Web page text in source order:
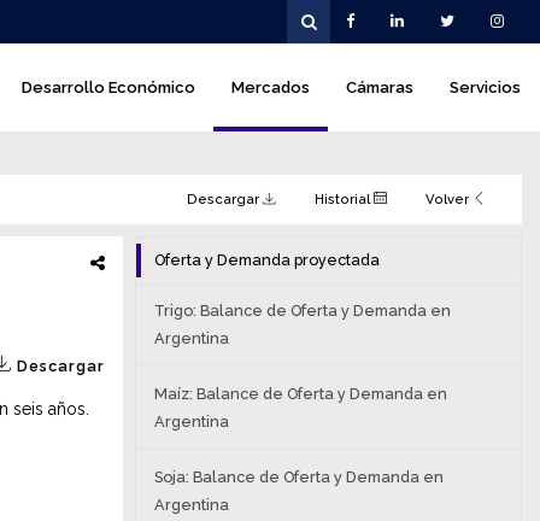
Desarrollo Económico Mercados Cámaras Servicios
Descargar Historial Volver
Descargar
seis años.
Oferta y Demanda proyectada
Trigo: Balance de Oferta y Demanda en
Argentina
Maíz: Balance de Oferta y Demanda en
Argentina
Soja: Balance de Oferta y Demanda en
Argentina